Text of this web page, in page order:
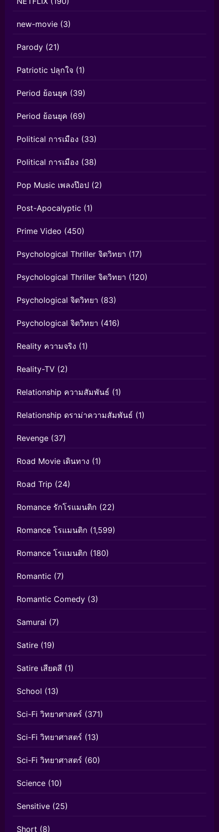
new-movie (3)
Parody (21)
Patriotic ปลุกใจ (1)
Period ย้อนยุค (39)
Period ย้อนยุค (69)
Political การเมือง (33)
Political การเมือง (38)
Pop Music เพลงป๊อป (2)
Post-Apocalyptic (1)
Prime Video (450)
Psychological Thriller จิตวิทยา (17)
Psychological Thriller จิตวิทยา (120)
Psychological จิตวิทยา (83)
Psychological จิตวิทยา (416)
Reality ความจริง (1)
Reality-TV (2)
Relationship ความสัมพันธ์ (1)
Relationship ดราม่าความสัมพันธ์ (1)
Revenge (37)
Road Movie เดินทาง (1)
Road Trip (24)
Romance รักโรแมนติก (22)
Romance โรแมนติก (1,599)
Romance โรแมนติก (180)
Romantic (7)
Romantic Comedy (3)
Samurai (7)
Satire (19)
Satire เสียดสี (1)
School (13)
Sci-Fi วิทยาศาสตร์ (371)
Sci-Fi วิทยาศาสตร์ (13)
Sci-Fi วิทยาศาสตร์ (60)
Science (10)
Sensitive (25)
Short (8)